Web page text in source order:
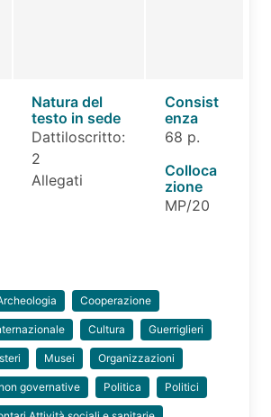
Natura del
testo in sede
Dattiloscritto:
2
Allegati
Consist
enza
68 p.
Colloca
zione
MP/20
Cooperazione
Cultura Guerriglieri
Musei Organizzazioni
governative Politica Politici